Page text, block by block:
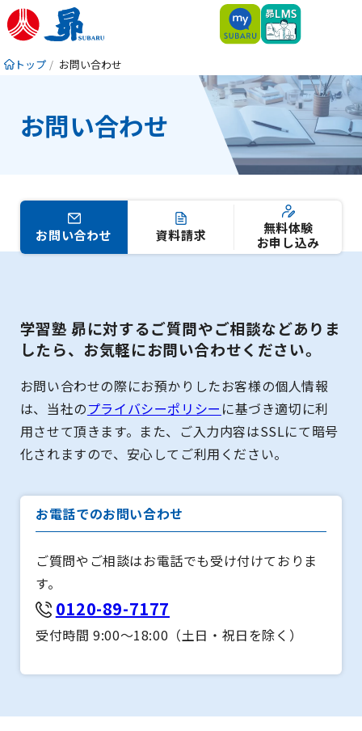
トップ お問い合わせ
お問い合わせ
お問い合わせ 資料請求
無料体験
お申し込み
学習塾 昴に対するご質問やご相談などありま
したら、お気軽にお問い合わせください。
お問い合わせの際にお預かりしたお客様の個人情報
は、当社のプライバシーポリシー に基づき適切に利
用させて頂きます。また、ご入力内容はSSLにて暗号
化されますので、安心してご利用ください。
お電話でのお問い合わせ
ご質問やご相談はお電話でも受け付けておりま
す。
0120-89-7177
受付時間 9:00～18:00（土日・祝日を除く）